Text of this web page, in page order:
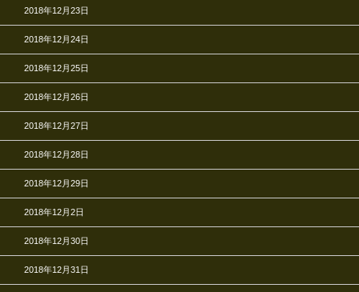
2018年12月23日
2018年12月24日
2018年12月25日
2018年12月26日
2018年12月27日
2018年12月28日
2018年12月29日
2018年12月2日
2018年12月30日
2018年12月31日